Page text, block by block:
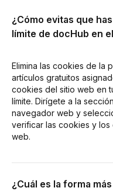
¿Cómo evitas que
límite de docHub en
Elimina las cookies de la
artículos gratuitos
cookies del sitio web en
límite. Dirígete a la
navegador web y
verificar las cookies y los
web.
¿Cuál es la forma